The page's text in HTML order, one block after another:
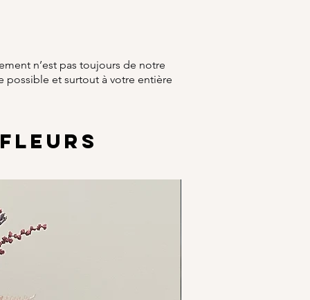
n’est pas toujours de notre
possible et surtout à votre entière